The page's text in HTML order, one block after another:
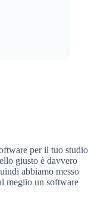
per il tuo studio
giusto è davvero
abbiamo messo
meglio un software